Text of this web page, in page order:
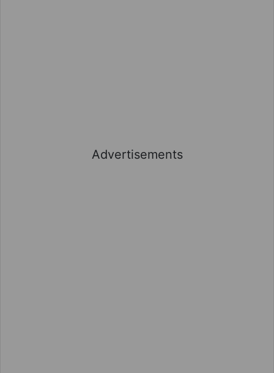
Advertisements